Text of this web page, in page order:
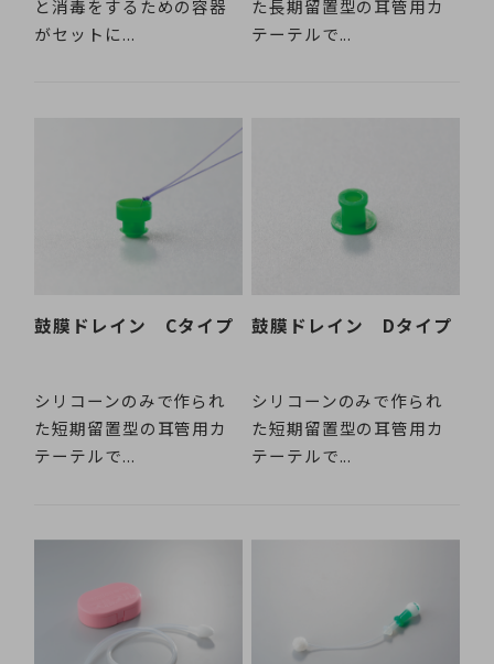
と消毒をするための容器
がセットに...
た長期留置型の耳管用カ
テーテルで...
鼓膜ドレイン Cタイプ
シリコーンのみで作られ
た短期留置型の耳管用カ
テーテルで...
鼓膜ドレイン Dタイプ
シリコーンのみで作られ
た短期留置型の耳管用カ
テーテルで...